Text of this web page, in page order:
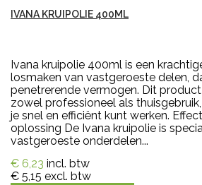
IVANA KRUIPOLIE 400ML
Ivana kruipolie 400ml is een
losmaken van vastgeroeste delen,
penetrerende vermogen. Dit
zowel professioneel als
je snel en efficiënt kunt werken.
oplossing De Ivana kruipolie is
vastgeroeste onderdelen...
€ 6,23 incl. btw
€ 5,15 excl. btw